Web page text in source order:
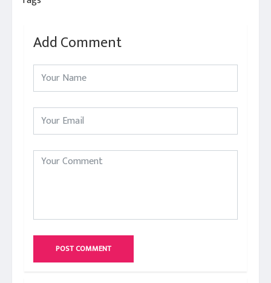
Add Comment
POST COMMENT